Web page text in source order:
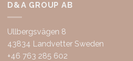
D&A GROUP AB
Ullbergsvägen 8
43834 Landvetter Sweden
+46 763 285 602